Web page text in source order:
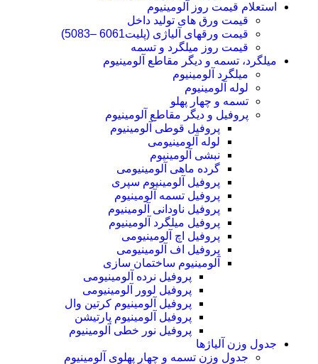
استعلام قیمت روز آلومینیوم
قیمت ورق های تولید داخل
قیمت ورقهای آلیاژی (پلیت6061 –5083)
قیمت روز میلگرد و تسمه
میلگرد، تسمه و دیگر مقاطع آلومینیوم
میلگرد آلومینیوم
لوله آلومینیوم
تسمه و چهار پهلو
پروفیل و دیگر مقاطع آلومینیوم
پروفیل قوطی آلومینیوم
لوله آلومینیومی
نبشی آلومینیوم
گرده ماهی آلومینیومی
پروفیل آلومینیوم سپری
پروفیل تسمه آلومینیوم
پروفیل ناودانی آلومینیوم
پروفیل میلگرد آلومینیوم
پروفیل اچ آلومینیومی
پروفیل اف آلومینیومی
آلومینیوم ساختمان سازی
پروفیل نرده آلومینیومی
پروفیل لوور آلومینیومی
پروفیل آلومینیوم کرتین وال
پروفیل آلومینیوم پارتیشن
پروفیل نور خطی آلومینیوم
جدول وزن آلیاژها
جدول وزن تسمه و چهار پهلوی آلومینیوم